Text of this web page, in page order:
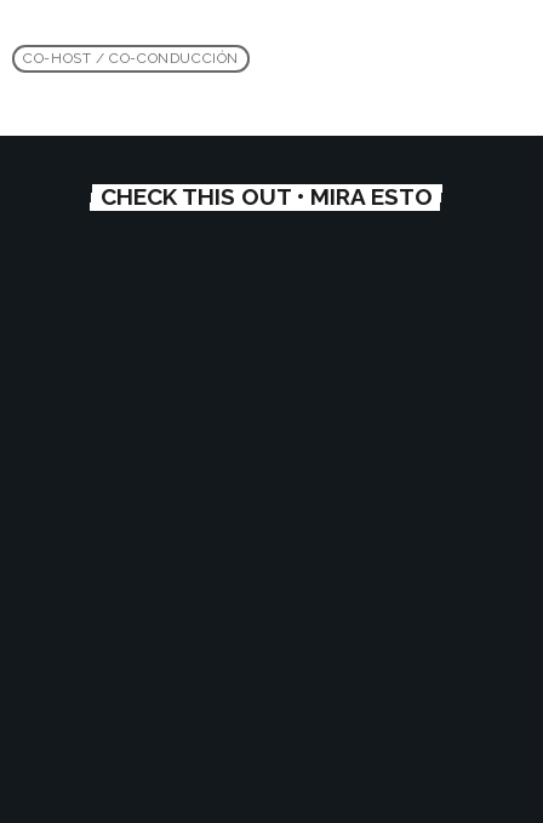
CO-HOST / CO-CONDUCCIÓN
CHECK THIS OUT • MIRA ESTO